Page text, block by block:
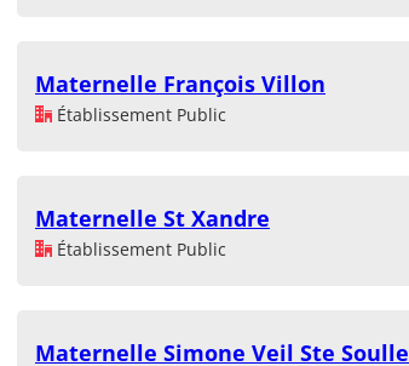
Maternelle François Villon
Établissement Public
Maternelle St Xandre
Établissement Public
Maternelle Simone Veil Ste Soulle